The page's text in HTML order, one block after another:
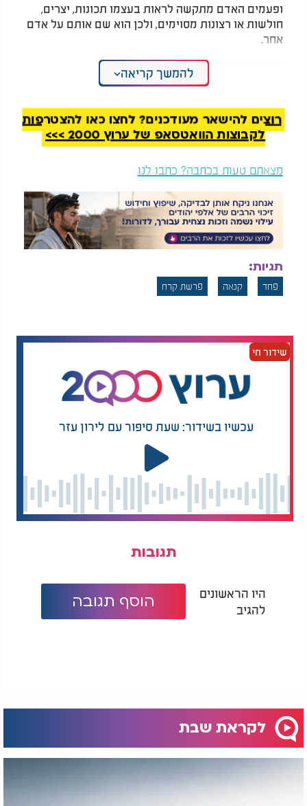
ופעמים האדם מתקשה לראות בעצמו תכונות, יצרים,
חולשות או רצונות מסוימים, ולכן הוא שם אותם על אדם
אחר.
המלצות נוספות
סגולת הדגים בשולחן
שבת: הרב ארז קדוסי
עם הסודות שלא
הכרתם
ניסוי בארה"ב: קבוצה
של סטודנטים התבקשה
לכתוב את האות E על
המצח
לדוגמה: אדם שיש בתוכו רצון לכבוד, כסף או שליטה,
אבל קשה לו להודות בזה בפני עצמו, עלול לראות בכל
מקום אנשים אינטרסנטים, מחפשי כבוד או מחפשי כסף.
הוא משוכנע שהוא רואה אמת אובייקטיבית, אבל פעמים
רבות הוא בעצם רואה את העולם דרך המשקפיים של
למה זה קורה?
כי המוח של האדם לא רואה מציאות נקייה. הוא רואה
מציאות דרך הפחדים, הרצונות, הפצעים והערכים שלו.
אם אדם ישר מאוד בכסף, לפעמים הוא יתקשה בכלל
להבין איך אנשים גונבים, כי העולם הפנימי שלו נקי. ואם
אדם בעצמו נלחם עם פיתוי מסוים, לפעמים הוא יחשוד
זה מעין מנגנון שאומר האדם לעצמו, שהוא מניח הנחת
יסוד שאחרים בנויים כמוהו. הוא כמו אומר לעצמו: "אם
אני הייתי במעמד הזה, מה הייתי עושה?" ומשם הוא
למשל: "אם אני הייתי מנהל ציבור, אולי הייתי לוקח
השני עושה כך.
זו הסיבה שפעמים רבות אנשים אומרים משפטים
את האדם להתבונן פנימה בעצמו.
להמשך קריאה
רוצים להישאר מעודכנים? לחצו כאן להצטרפות
לקבוצות הוואטסאפ של ערוץ 2000 >>>
מצאתם טעות בכתבה? כתבו לנו
תגיות:
פחד קנאה פרשת קרח
שידור חי
עכשיו בשידור: שעת סיפור עם לירון עזר
תגובות
היו הראשונים
להגיב
הוסף תגובה
לקראת שבת